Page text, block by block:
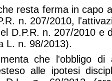
resta ferma in capo
n. 207/2010,
D.P.R. n. 207/2010 e
L. n. 98/2013).
che l'obbligo di
alle ipotesi